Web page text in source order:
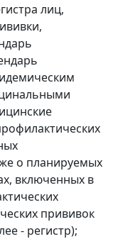
лиц,
о планируемых
включенных в
прививок
- регистр);